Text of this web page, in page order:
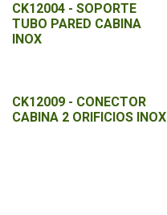
CK12004 - SOPORTE
TUBO PARED CABINA
INOX
CK12009 - CONECTOR
CABINA 2 ORIFICIOS INOX